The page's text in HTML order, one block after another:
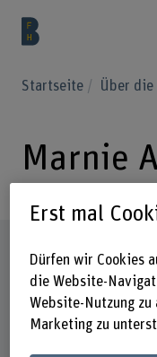
Startseite Über die
Marnie
Steckbrief
Erst mal
Dürfen wir Cookies
die Website-
Website-Nutzung zu
Marketing zu